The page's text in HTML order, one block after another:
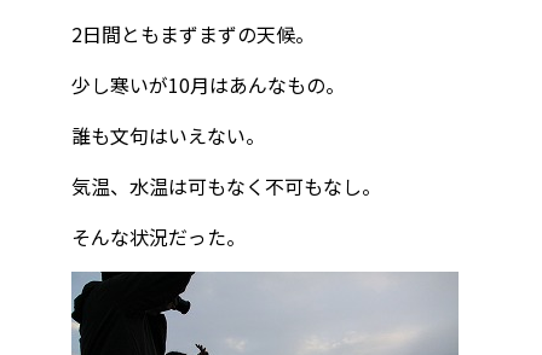
2日間ともまずまずの天候。
少し寒いが10月はあんなもの。
誰も文句はいえない。
気温、水温は可もなく不可もなし。
そんな状況だった。